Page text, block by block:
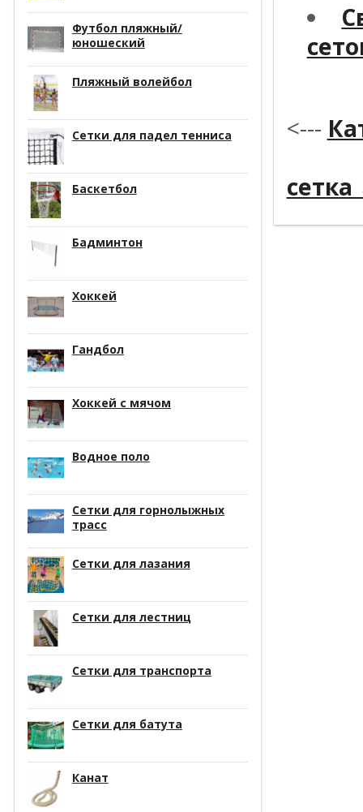
Футбол пляжный/
юношеский
Пляжный волейбол
Сетки для падел тенниса
Баскетбол
Бадминтон
Хоккей
Гандбол
Хоккей с мячом
Водное поло
Сетки для горнолыжных
трасс
Сетки для лазания
Сетки для лестниц
Сетки для транспорта
Сетки для батута
Канат
<---